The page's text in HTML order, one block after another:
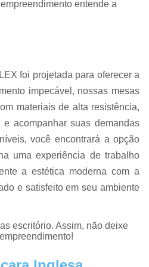
Escritório no Centro de Sp
Loja de Estação
Escritório
Gaveteiro
Industrial
Gaveteiro Móvel
São Paulo
Gaveteiro
Escritorio Diretor
Mesa Diretor
para Escritório
Mesa do Diretor
para Escritório Diretor
Mesas
Diretoria SP
Reunião
Mesa de Reunião 6
entende a
foi projetada para oferecer a
impecável, nossas mesas
materiais de alta resistência,
acompanhar suas demandas
você encontrará a opção
uma experiência de trabalho
a estética moderna com a
e satisfeito em seu ambiente
escritório. Assim, não deixe